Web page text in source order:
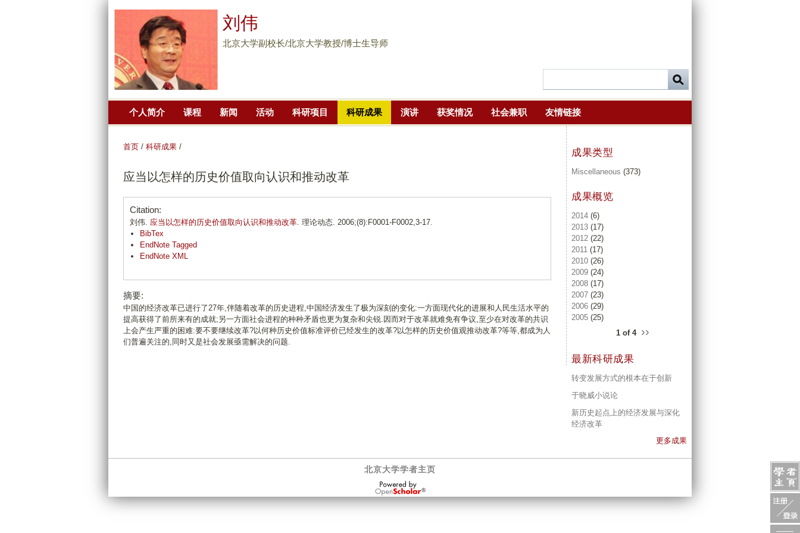
到
主
要
刘伟
北京大学副校长/北京大学教授/博士生导师
个人简介 课程 新闻 活动 科研项目 科研成果 演讲 获奖情况 社会兼职 友情链接
首页 / 科研成果 /
应当以怎样的历史价值取向认识和推动改革
Citation:
刘伟. 应当以怎样的历史价值取向认识和推动改革. 理论动态. 2006;(8):F0001-F0002,3-17.
BibTex
EndNote Tagged
EndNote XML
摘要:
中国的经济改革已进行了27年,伴随着改革的历史进程,中国经济发生了极为深刻的变化:一方面现代化的进展和人民生活水平的
提高获得了前所来有的成就;另一方面社会进程的种种矛盾也更为复杂和尖锐.因而对于改革就难免有争议,至少在对改革的共识
上会产生严重的困难:要不要继续改革?以何种历史价值标准评价已经发生的改革?以怎样的历史价值观推动改革?等等,都成为人
们普遍关注的,同时又是社会发展亟需解决的问题.
成果类型
Miscellaneous (373)
成果概览
2014 (6)
2013 (17)
2012 (22)
2011 (17)
2010 (26)
2009 (24)
2008 (17)
2007 (23)
2006 (29)
2005 (25)
1 of 4 ››
最新科研成果
转变发展方式的根本在于创新
于晓威小说论
新历史起点上的经济发展与深化
经济改革
更多成果
北京大学学者主页
OpenScholar